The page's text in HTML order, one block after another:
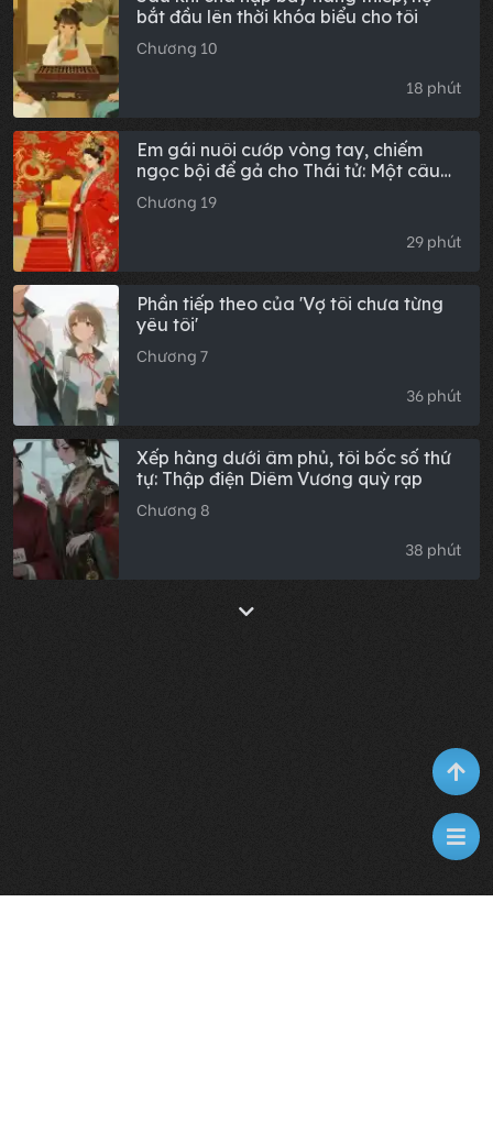
bắt đầu lên thời khóa biểu cho tôi
Chương 10
18 phút
Em gái nuôi cướp vòng tay, chiếm
ngọc bội để gả cho Thái tử: Một câu
nói của Quý phi xoay chuyển cục diện
Chương 19
29 phút
Phần tiếp theo của 'Vợ tôi chưa từng
yêu tôi'
Chương 7
36 phút
Xếp hàng dưới âm phủ, tôi bốc số thứ
tự: Thập điện Diêm Vương quỳ rạp
Chương 8
38 phút